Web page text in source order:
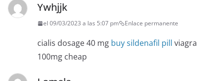
Ywhjjk
el 09/03/2023 a las 5:07 pm Enlace permanente
cialis dosage 40 mg buy sildenafil pill viagra
100mg cheap